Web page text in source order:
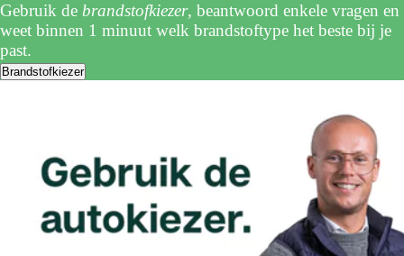
Gebruik de brandstofkiezer, beantwoord enkele vragen en
weet binnen 1 minuut welk brandstoftype het beste bij je
past.
Brandstofkiezer